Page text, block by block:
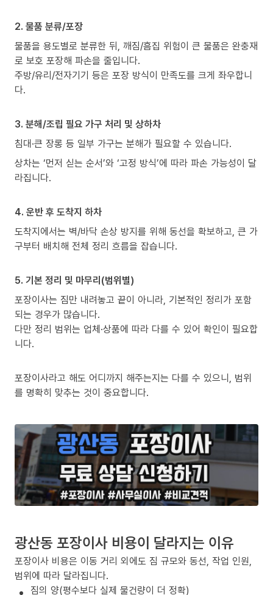
2. 물품 분류/포장
물품을 용도별로 분류한 뒤, 깨짐/흠집 위험이 큰 물품은 완충재
로 보호 포장해 파손을 줄입니다.
주방/유리/전자기기 등은 포장 방식이 만족도를 크게 좌우합니
다.
3. 분해/조립 필요 가구 처리 및 상하차
침대·큰 장롱 등 일부 가구는 분해가 필요할 수 있습니다.
상차는 ‘먼저 싣는 순서’와 ‘고정 방식’에 따라 파손 가능성이 달
라집니다.
4. 운반 후 도착지 하차
도착지에서는 벽/바닥 손상 방지를 위해 동선을 확보하고, 큰 가
구부터 배치해 전체 정리 흐름을 잡습니다.
5. 기본 정리 및 마무리(범위별)
포장이사는 짐만 내려놓고 끝이 아니라, 기본적인 정리가 포함
되는 경우가 많습니다.
다만 정리 범위는 업체·상품에 따라 다를 수 있어 확인이 필요합
니다.
포장이사라고 해도 어디까지 해주는지는 다를 수 있으니, 범위
를 명확히 맞추는 것이 중요합니다.
광산동 포장이사 비용이 달라지는 이유
포장이사 비용은 이동 거리 외에도 짐 규모와 동선, 작업 인원,
범위에 따라 달라집니다.
짐의 양(평수보다 실제 물건량이 더 정확)